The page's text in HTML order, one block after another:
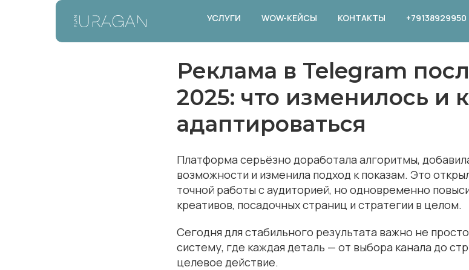
УСЛУГИ WOW-КЕЙСЫ КОНТАКТЫ +79138929950
Реклама в Telegram
2025: что изменилось и
адаптироваться
Платформа серьёзно доработала алгоритмы,
возможности и изменила подход к показам. Это
точной работы с аудиторией, но одновременно
креативов, посадочных страниц и стратегии в целом.
Сегодня для стабильного результата важно не
систему, где каждая деталь — от выбора канала до
целевое действие.